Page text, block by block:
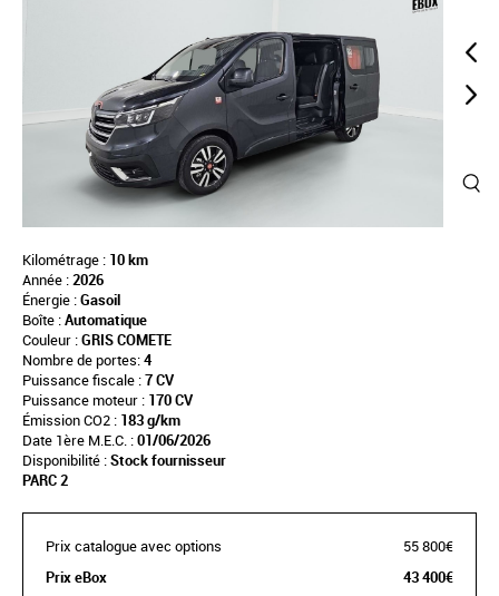
Kilométrage : 10 km
Année :2026
Énergie :Gasoil
Boîte :Automatique
Couleur :GRIS COMETE
Nombre de portes:4
Puissance fiscale :7 CV
Puissance moteur : 170 CV
Émission CO2 : 183 g/km
Date 1ère M.E.C. :01/06/2026
Disponibilité :Stock fournisseur
PARC 2
Prix catalogue avec options
55 800€
Prix eBox
43 400€